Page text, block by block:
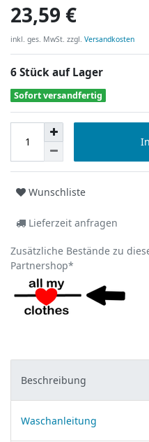
23,59 €
inkl. ges. MwSt. zzgl. Versandkosten
6 Stück auf Lager
Sofort versandfertig
Wunschliste
Lieferzeit anfragen
Zusätzliche Bestände zu
Partnershop*
Beschreibung
Waschanleitung